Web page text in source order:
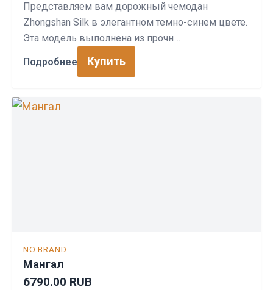
Представляем вам дорожный чемодан
Zhongshan Silk в элегантном темно-синем цвете.
Эта модель выполнена из прочн…
Подробнее Купить
NO BRAND
Мангал
6790.00 RUB